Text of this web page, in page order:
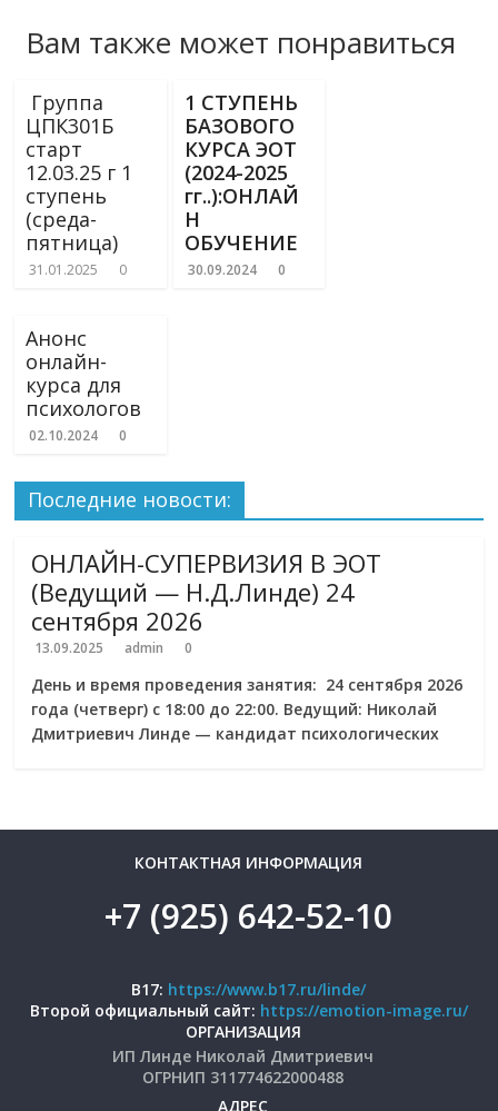
Вам также может понравиться
Группа
ЦПК301Б
старт
12.03.25 г 1
ступень
(среда-
пятница)
31.01.2025 0
1 СТУПЕНЬ
БАЗОВОГО
КУРСА ЭОТ
(2024-2025
гг..):ОНЛАЙ
Н
ОБУЧЕНИЕ
30.09.2024 0
Анонс
онлайн-
курса для
психологов
02.10.2024 0
Последние новости:
ОНЛАЙН-СУПЕРВИЗИЯ В ЭОТ
(Ведущий — Н.Д.Линде) 24
сентября 2026
13.09.2025 admin 0
День и время проведения занятия: 24 сентября 2026
года (четверг) с 18:00 до 22:00. Ведущий: Николай
Дмитриевич Линде — кандидат психологических
КОНТАКТНАЯ ИНФОРМАЦИЯ
+7 (925) 642-52-10
B17: https://www.b17.ru/linde/
Второй официальный сайт: https://emotion-image.ru/
ОРГАНИЗАЦИЯ
ИП Линде Николай Дмитриевич
ОГРНИП 311774622000488
АДРЕС